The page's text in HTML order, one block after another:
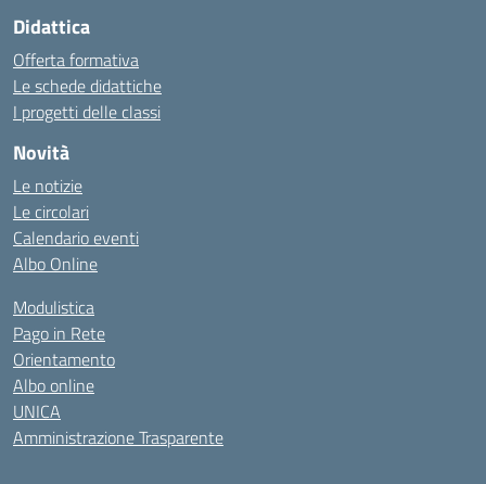
Didattica
Offerta formativa
Le schede didattiche
I progetti delle classi
Novità
Le notizie
Le circolari
Calendario eventi
Albo Online
Modulistica
Pago in Rete
Orientamento
Albo online
UNICA
Amministrazione Trasparente